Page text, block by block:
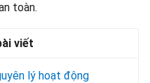
toàn.
viết
lý hoạt động